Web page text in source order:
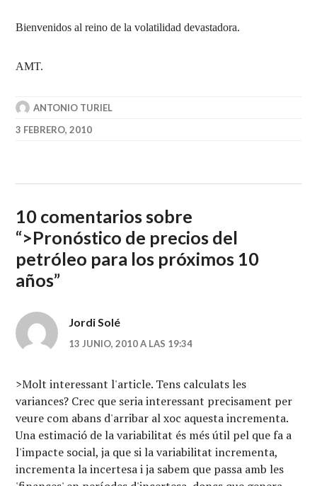
Bienvenidos al reino de la volatilidad devastadora.
AMT.
ANTONIO TURIEL
3 FEBRERO, 2010
10 comentarios sobre
“>Pronóstico de precios del
petróleo para los próximos 10
años”
Jordi Solé
13 JUNIO, 2010 A LAS 19:34
>Molt interessant l'article. Tens calculats les
variances? Crec que seria interessant precisament per
veure com abans d'arribar al xoc aquesta incrementa.
Una estimació de la variabilitat és més útil pel que fa a
l'impacte social, ja que si la variabilitat incrementa,
incrementa la incertesa i ja sabem que passa amb les